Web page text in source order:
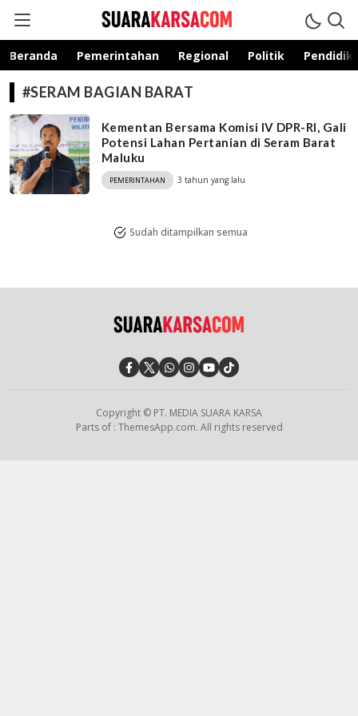
suarakarsa.com
Informasi terpercaya
Beranda Pemerintahan Regional Politik
#SERAM BAGIAN BARAT
Kementan Bersama Komisi IV DPR-RI, Gali
Potensi Lahan Pertanian di Seram Barat
Maluku
PEMERINTAHAN 3 tahun yang lalu
Sudah ditampilkan semua
Copyright © PT. MEDIA SUARA KARSA
Parts of : ThemesApp.com. All rights reserved